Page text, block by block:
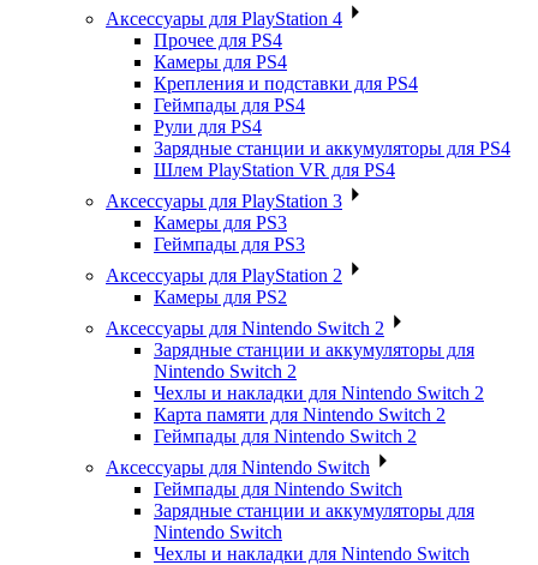
Аксессуары для PlayStation 4
Прочее для PS4
Камеры для PS4
Крепления и подставки для PS4
Геймпады для PS4
Рули для PS4
Зарядные станции и аккумуляторы для PS4
Шлем PlayStation VR для PS4
Аксессуары для PlayStation 3
Камеры для PS3
Геймпады для PS3
Аксессуары для PlayStation 2
Камеры для PS2
Аксессуары для Nintendo Switch 2
Зарядные станции и аккумуляторы для
Nintendo Switch 2
Чехлы и накладки для Nintendo Switch 2
Карта памяти для Nintendo Switch 2
Геймпады для Nintendo Switch 2
Аксессуары для Nintendo Switch
Геймпады для Nintendo Switch
Зарядные станции и аккумуляторы для
Nintendo Switch
Чехлы и накладки для Nintendo Switch